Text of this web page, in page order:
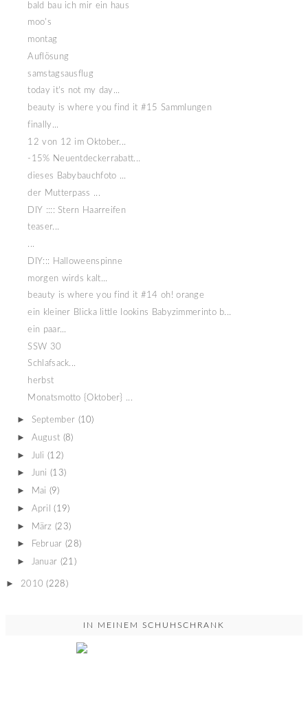
bald bau ich mir ein haus
moo's
montag
Auflösung
samstagsausflug
today it's not my day...
beauty is where you find it #15 Sammlungen
finally...
12 von 12 im Oktober...
-15% Neuentdeckerrabatt...
dieses Babybauchfoto ...
der Mutterpass ...
DIY :::: Stern Haarreifen
teaser...
...
DIY::: Halloweenspinne
morgen wirds kalt...
beauty is where you find it #14 oh! orange
ein kleiner Blicka little lookins Babyzimmerinto b...
ein paar...
SSW 30
Schlafsack...
herbst
Monatsmotto {Oktober} ...
► September (10)
► August (8)
► Juli (12)
► Juni (13)
► Mai (9)
► April (19)
► März (23)
► Februar (28)
► Januar (21)
► 2010 (228)
IN MEINEM SCHUHSCHRANK